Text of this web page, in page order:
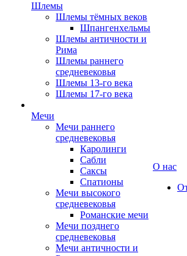
Шлемы
Шлемы тёмных веков
Шпангенхельмы
Шлемы античности и
Рима
Шлемы раннего
средневековья
Шлемы 13-го века
Шлемы 17-го века
Мечи
Мечи раннего
средневековья
Каролинги
Сабли
Саксы
Спатионы
Мечи высокого
средневековья
Романские мечи
Мечи позднего
средневековья
Мечи античности и
О нас